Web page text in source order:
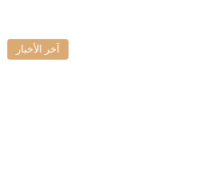
آخر الأخبار